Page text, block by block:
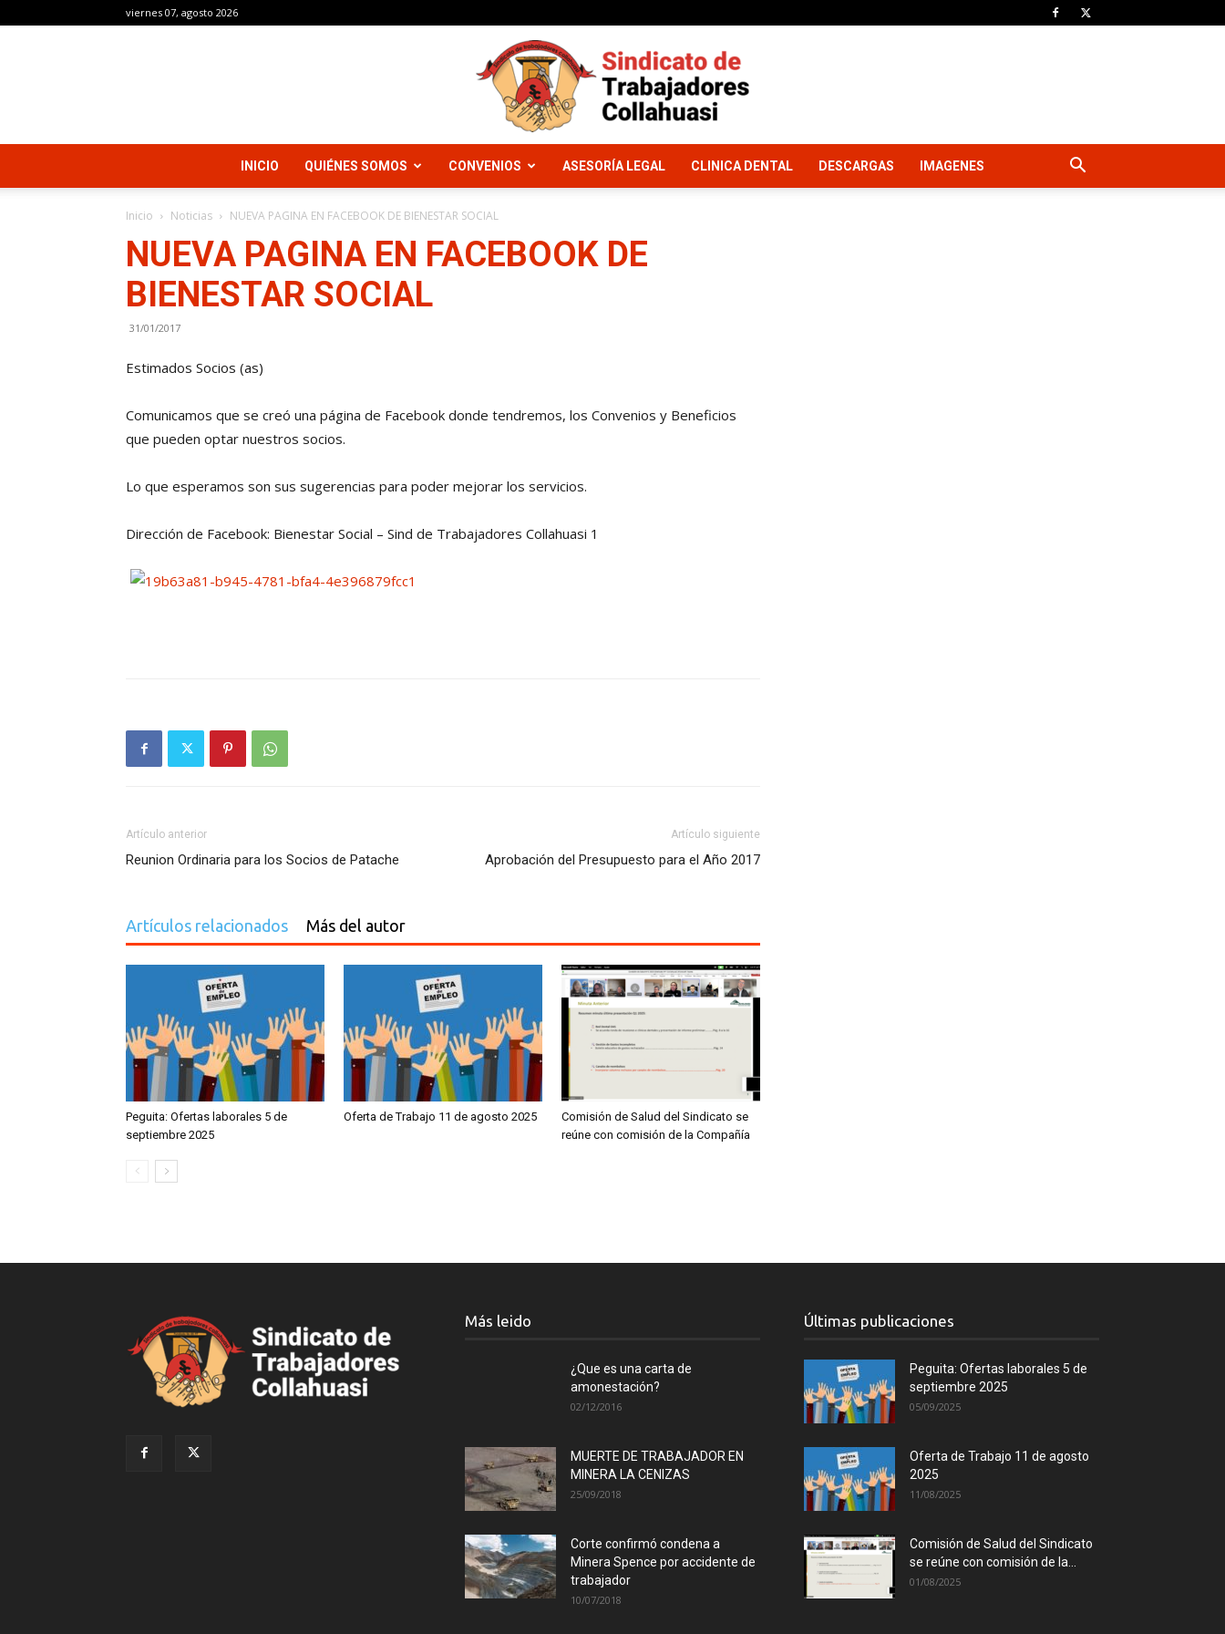
viernes 07, agosto 2026
Sindicato
Collahuasi
INICIO QUIÉNES SOMOS CONVENIOS ASESORÍA LEGAL CLINICA DENTAL DESCARGAS IMAGENES
Inicio Noticias NUEVA PAGINA EN FACEBOOK DE BIENESTAR SOCIAL
NUEVA PAGINA EN FACEBOOK DE
BIENESTAR SOCIAL
31/01/2017
Estimados Socios (as)
Comunicamos que se creó una página de Facebook donde tendremos, los Convenios y Beneficios
que pueden optar nuestros socios.
Lo que esperamos son sus sugerencias para poder mejorar los servicios.
Dirección de Facebook: Bienestar Social – Sind de Trabajadores Collahuasi 1
Artículo anterior
Reunion Ordinaria para los Socios de Patache
Artículo siguiente
Aprobación del Presupuesto para el Año 2017
Artículos relacionados Más del autor
Peguita: Ofertas laborales 5 de
septiembre 2025
Oferta de Trabajo 11 de agosto 2025
Comisión de Salud del Sindicato se
reúne con comisión de la Compañía
Más leido
¿Que es una carta de
amonestación?
02/12/2016
MUERTE DE TRABAJADOR EN
MINERA LA CENIZAS
25/09/2018
Corte confirmó condena a
Minera Spence por accidente de
trabajador
10/07/2018
Últimas publicaciones
Peguita: Ofertas laborales 5 de
septiembre 2025
05/09/2025
Oferta de Trabajo 11 de agosto
2025
11/08/2025
Comisión de Salud del Sindicato
se reúne con comisión de la...
01/08/2025